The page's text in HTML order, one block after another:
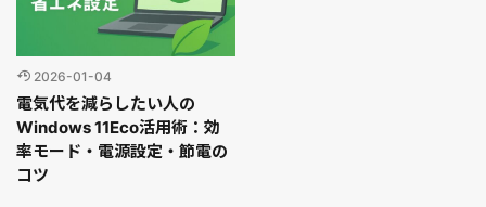
2026-01-04
電気代を減らしたい人の
Windows 11Eco活用術：効
率モード・電源設定・節電の
コツ